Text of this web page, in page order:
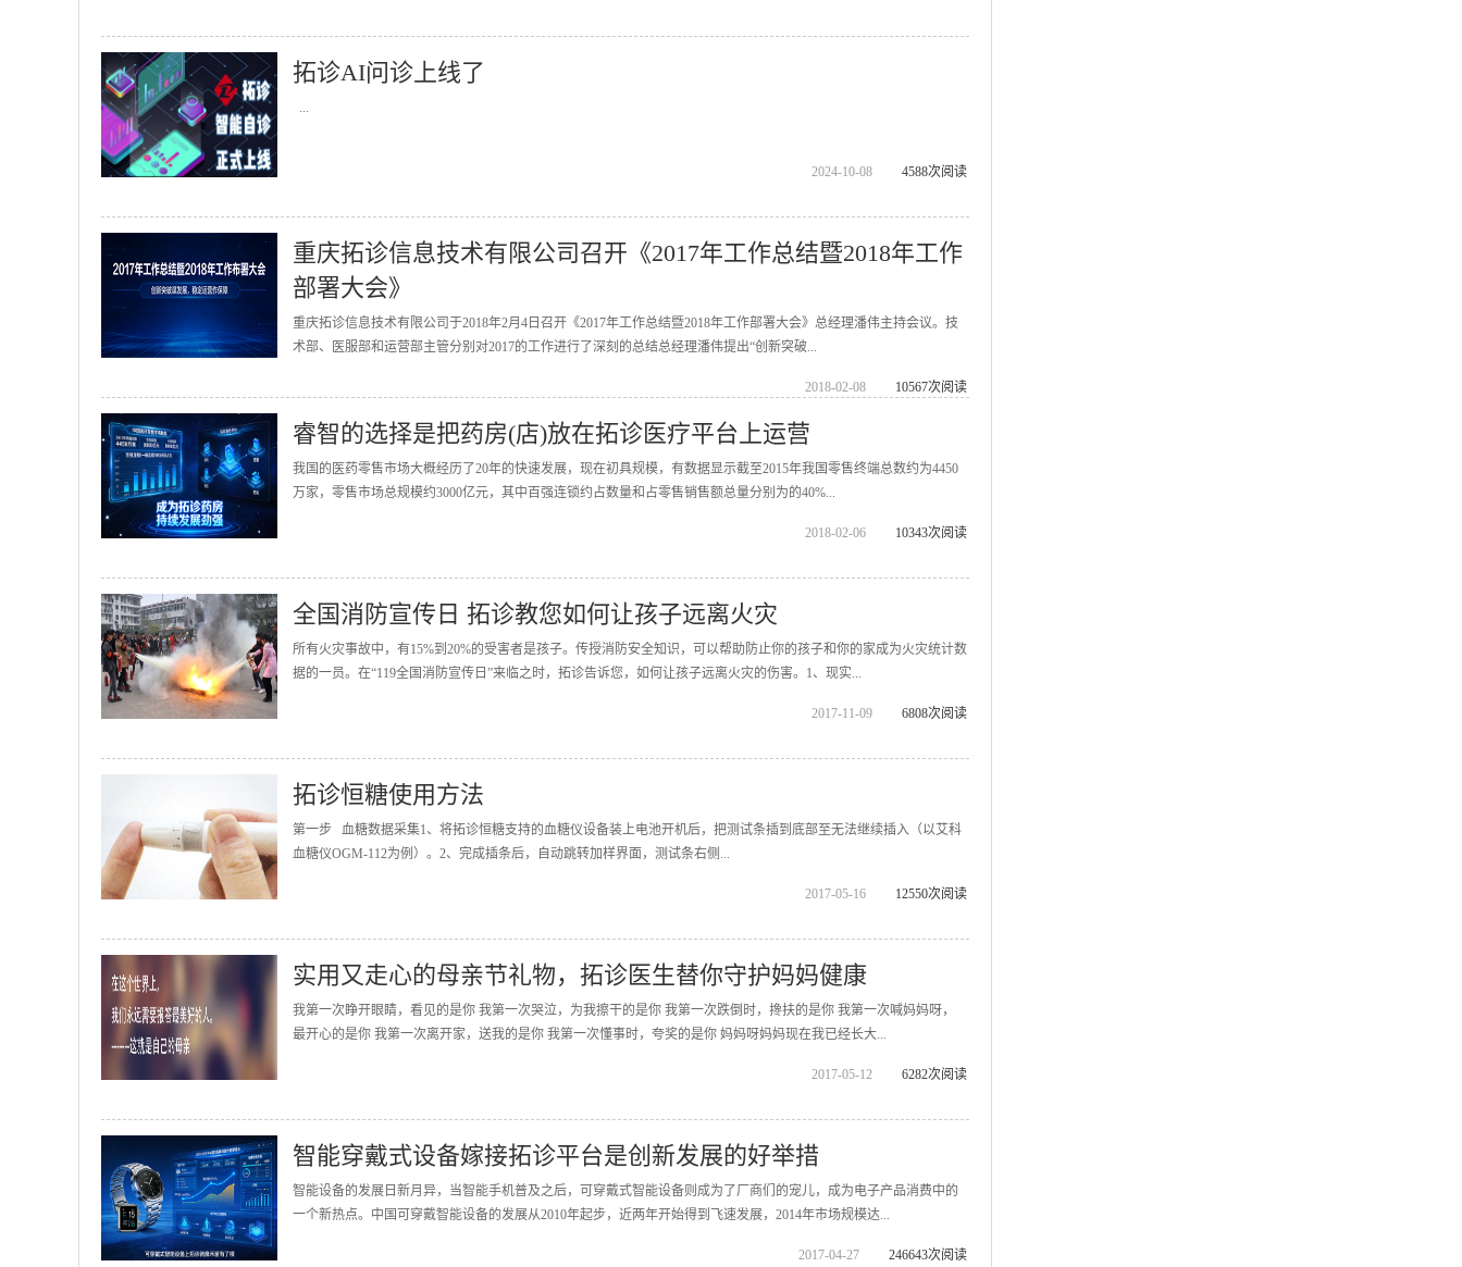
拓诊AI问诊上线了
...
2024-10-08 4588次阅读
重庆拓诊信息技术有限公司召开《2017年工作总结暨2018年工作
部署大会》
重庆拓诊信息技术有限公司于2018年2月4日召开《2017年工作总结暨2018年工作部署大会》总经理潘伟主持会议。技
术部、医服部和运营部主管分别对2017的工作进行了深刻的总结总经理潘伟提出“创新突破...
2018-02-08 10567次阅读
睿智的选择是把药房(店)放在拓诊医疗平台上运营
我国的医药零售市场大概经历了20年的快速发展，现在初具规模，有数据显示截至2015年我国零售终端总数约为4450
万家，零售市场总规模约3000亿元，其中百强连锁约占数量和占零售销售额总量分别为的40%...
2018-02-06 10343次阅读
全国消防宣传日 拓诊教您如何让孩子远离火灾
所有火灾事故中，有15%到20%的受害者是孩子。传授消防安全知识，可以帮助防止你的孩子和你的家成为火灾统计数
据的一员。在“119全国消防宣传日”来临之时，拓诊告诉您，如何让孩子远离火灾的伤害。1、现实...
2017-11-09 6808次阅读
拓诊恒糖使用方法
第一步 血糖数据采集1、将拓诊恒糖支持的血糖仪设备装上电池开机后，把测试条插到底部至无法继续插入（以艾科
血糖仪OGM-112为例）。2、完成插条后，自动跳转加样界面，测试条右侧...
2017-05-16 12550次阅读
实用又走心的母亲节礼物，拓诊医生替你守护妈妈健康
我第一次睁开眼睛，看见的是你 我第一次哭泣，为我擦干的是你 我第一次跌倒时，搀扶的是你 我第一次喊妈妈呀，
最开心的是你 我第一次离开家，送我的是你 我第一次懂事时，夸奖的是你 妈妈呀妈妈现在我已经长大...
2017-05-12 6282次阅读
智能穿戴式设备嫁接拓诊平台是创新发展的好举措
智能设备的发展日新月异，当智能手机普及之后，可穿戴式智能设备则成为了厂商们的宠儿，成为电子产品消费中的
一个新热点。中国可穿戴智能设备的发展从2010年起步，近两年开始得到飞速发展，2014年市场规模达...
2017-04-27 246643次阅读